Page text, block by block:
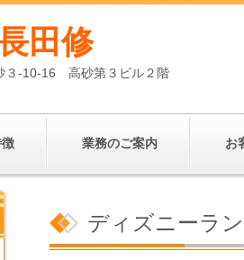
田修
３-10-16 高砂第３ビル２階
業務のご案内 お
ディズニーラ